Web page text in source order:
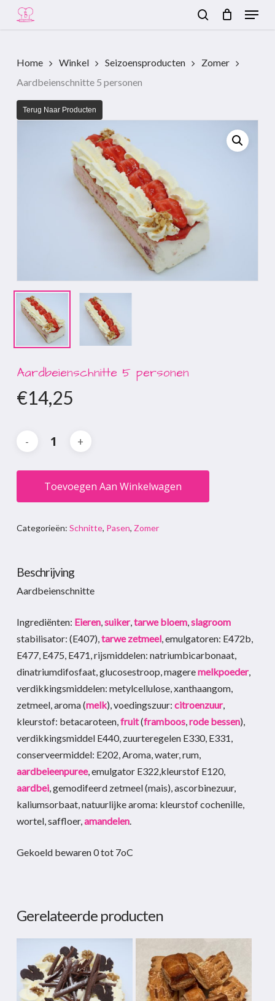
content
Menu
Home Winkel Seizoensproducten
Zomer
Aardbeienschnitte 5 personen
Terug Naar Producten
Aardbeienschnitte 5 personen
€14,25
Toevoegen Aan Winkelwagen
Categorieën: Schnitte, Pasen, Zomer
Beschrijving
Aardbeienschnitte
Ingrediënten: Eieren,suiker,tarwe bloem,slagroom
stabilisator: (E407),tarwe zetmeel, emulgatoren: E472b,
E477, E475, E471, rijsmiddelen: natriumbicarbonaat,
dinatriumdifosfaat, glucosestroop, mageremelkpoeder,
verdikkingsmiddelen: metylcellulose, xanthaangom,
zetmeel, aroma (melk), voedingszuur: citroenzuur,
kleurstof: betacaroteen,fruit(framboos,rode bessen),
verdikkingsmiddel E440, zuurteregelen E330, E331,
conserveermiddel: E202, Aroma, water, rum,
aardbeieenpuree, emulgator E322,kleurstof E120,
aardbei, gemodifeerd zetmeel (mais), ascorbinezuur,
kaliumsorbaat, natuurlijke aroma: kleurstof cochenille,
wortel, saffloer,amandelen.
Gekoeld bewaren 0 tot 7oC
Gerelateerde producten